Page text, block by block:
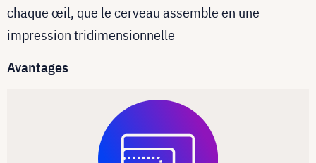
chaque œil, que le cerveau assemble en une
impression tridimensionnelle
Avantages